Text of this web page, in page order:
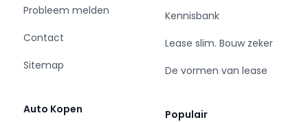
Probleem melden
Contact
Sitemap
Auto Kopen
Kennisbank
Lease slim. Bouw zeker
De vormen van lease
Populair